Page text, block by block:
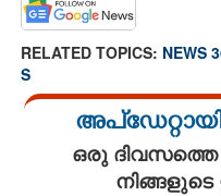
RELATED TOPICS: NEWS
S
ഒരു